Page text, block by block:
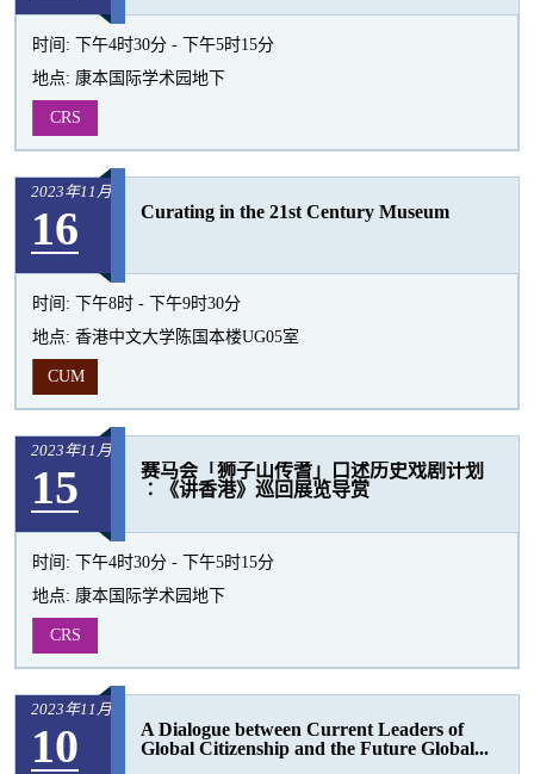
时间:
下午4时30分 - 下午5时15分
地点: 康本国际学术园地下
CRS
2023年11月
16 Curating in the 21st Century Museum
时间:
下午8时 - 下午9时30分
地点: 香港中文大学陈国本楼UG05室
CUM
2023年11月
15
赛马会「狮子山传耆」口述历史戏剧计划
∶《讲香港》巡回展览导赏
时间:
下午4时30分 - 下午5时15分
地点: 康本国际学术园地下
CRS
2023年11月
10
A Dialogue between Current Leaders of
Global Citizenship and the Future Global...